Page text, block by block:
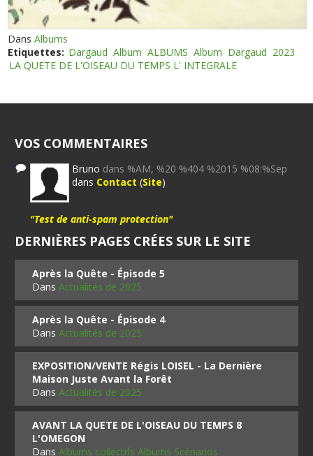
DansAlbums
Etiquettes: Dargaud Album ALBUMS Album Dargaud 2023
LA QUETE DE L'OISEAU DU TEMPS L' INTEGRALE
VOS COMMENTAIRES
Bruno dans %AM, %20 %404 %2015 %08:%Sep
dans Contact (Site)
"Test de anti-spam protection"
DERNIÈRES PAGES CRÉES SUR LE SITE
Après la Quête - Épisode 5
DansActualités de 2025
Après la Quête - Épisode 4
DansActualités de 2025
EXPOSITION/VENTE Régis LOISEL - La Dernière
Maison Juste Avant la Forêt
DansActualités de 2025
AVANT LA QUETE DE L'OISEAU DU TEMPS 8
L'OMEGON
DansAlbums collectifs Albums Scénarios